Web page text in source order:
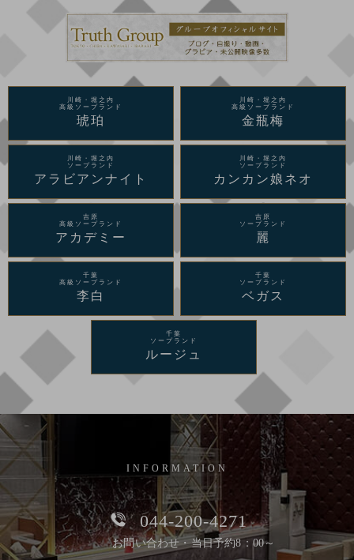
川崎・堀之内
高級ソープランド
琥珀
川崎・堀之内
高級ソープランド
金瓶梅
川崎・堀之内
ソープランド
アラビアンナイト
川崎・堀之内
ソープランド
カンカン娘ネオ
吉原
高級ソープランド
アカデミー
吉原
ソープランド
麗
千葉
高級ソープランド
李白
千葉
ソープランド
ベガス
千葉
ソープランド
ルージュ
INFORMATION
044-200-4271
お問い合わせ・当日予約8：00～